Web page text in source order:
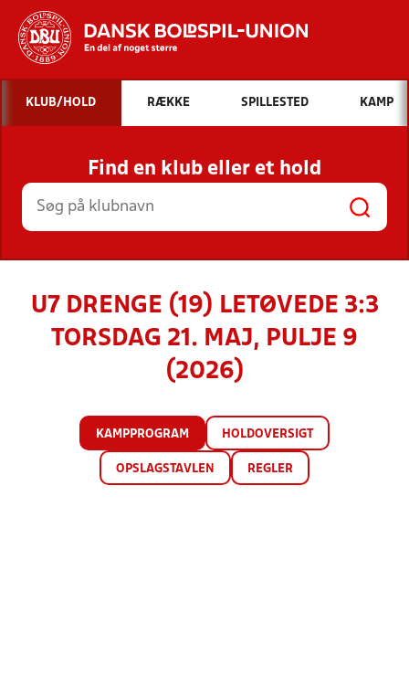
Hvad vil du søge efter?
INDHOLD OG NYHEDER
STILLINGER, RESULTATER, KLUBBER OG
HOLD
KLUB/HOLD RÆKKE SPILLESTED KAMP
Find en klub eller et hold
U7 DRENGE (19) LETØVEDE 3:3
TORSDAG 21. MAJ, PULJE 9
(2026)
KAMPPROGRAM HOLDOVERSIGT
OPSLAGSTAVLEN REGLER